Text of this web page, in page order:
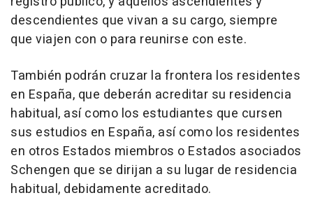
descendientes que vivan a su cargo, siempre
que viajen con o para reunirse con este.
También podrán cruzar la frontera los residentes
en España, que deberán acreditar su residencia
habitual, así como los estudiantes que cursen
sus estudios en España, así como los residentes
en otros Estados miembros o Estados asociados
Schengen que se dirijan a su lugar de residencia
habitual, debidamente acreditado.